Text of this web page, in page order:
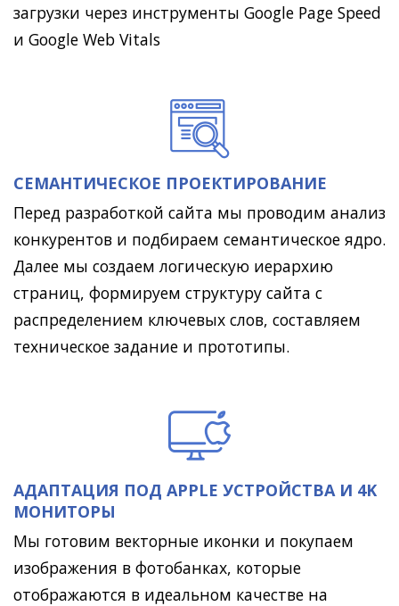
загрузки через инструменты Google Page Speed
и Google Web Vitals
СЕМАНТИЧЕСКОЕ ПРОЕКТИРОВАНИЕ
Перед разработкой сайта мы проводим анализ
конкурентов и подбираем семантическое ядро.
Далее мы создаем логическую иерархию
страниц, формируем структуру сайта с
распределением ключевых слов, составляем
техническое задание и прототипы.
АДАПТАЦИЯ ПОД APPLE УСТРОЙСТВА И 4K
МОНИТОРЫ
Мы готовим векторные иконки и покупаем
изображения в фотобанках, которые
отображаются в идеальном качестве на